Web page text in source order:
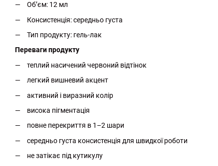
Об’єм: 12 мл
Консистенція: середньо густа
Тип продукту: гель-лак
Переваги продукту
теплий насичений червоний відтінок
легкий вишневий акцент
активний і виразний колір
висока пігментація
повне перекриття в 1–2 шари
середньо густа консистенція для швидкої роботи
не затікає під кутикулу